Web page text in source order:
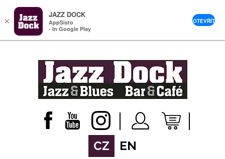
CZ EN
×
JAZZ DOCK
AppSisto
- In Google Play
OTEVŘÍT